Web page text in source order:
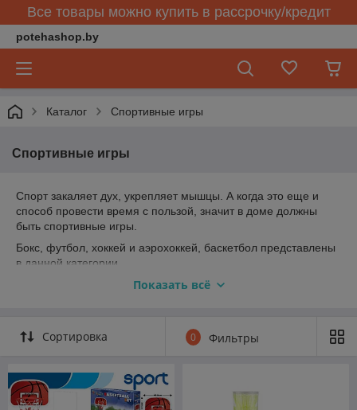
Все товары можно купить в рассрочку/кредит
potehashop.by
Каталог Спортивные игры
Спортивные игры
Спорт закаляет дух, укрепляет мышцы. А когда это еще и
способ провести время с пользой, значит в доме должны
быть спортивные игры.
Бокс, футбол, хоккей и аэрохоккей, баскетбол представлены
в данной категории.
Показать всё
Сортировка 0 Фильтры